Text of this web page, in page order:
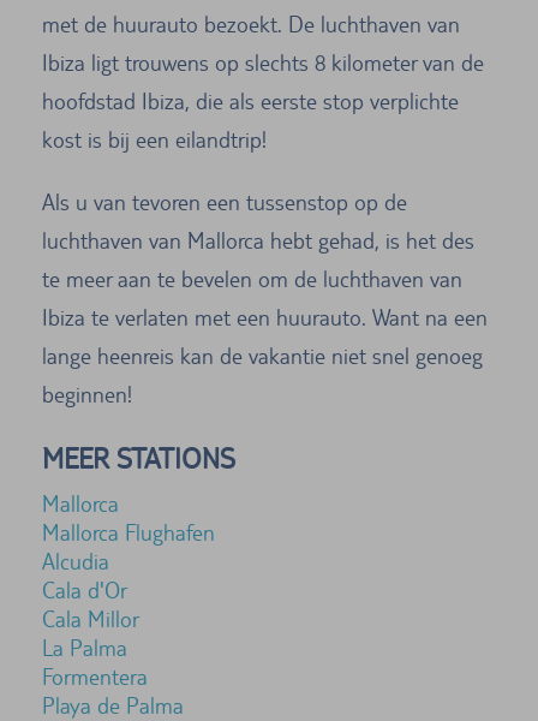
met de huurauto bezoekt. De luchthaven van
Ibiza ligt trouwens op slechts 8 kilometer van de
hoofdstad Ibiza, die als eerste stop verplichte
kost is bij een eilandtrip!
Als u van tevoren een tussenstop op de
luchthaven van Mallorca hebt gehad, is het des
te meer aan te bevelen om de luchthaven van
Ibiza te verlaten met een huurauto. Want na een
lange heenreis kan de vakantie niet snel genoeg
beginnen!
MEER STATIONS
Mallorca
Mallorca Flughafen
Alcudia
Cala d'Or
Cala Millor
La Palma
Formentera
Playa de Palma